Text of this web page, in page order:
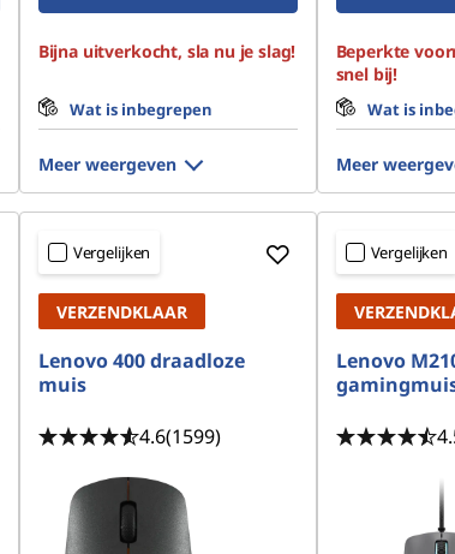
Bijna uitverkocht, sla nu je slag!
Wat is inbegrepen
Meer weergeven
Beperkte
snel bij!
Wat is
Meer
Vergelijken
VERZENDKLAAR
Lenovo 400 draadloze
muis
4.6(1599)
Vergelijken
Lenovo